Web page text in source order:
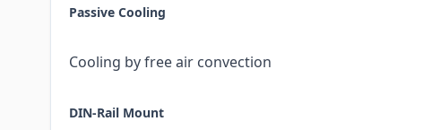
Passive Cooling
Cooling by free air convection
DIN-Rail Mount